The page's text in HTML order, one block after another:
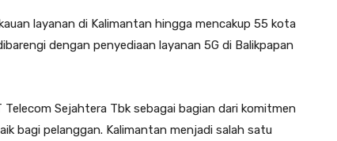
layanan di Kalimantan hingga mencakup 55 kota
dengan penyediaan layanan 5G di Balikpapan
Telecom Sejahtera Tbk sebagai bagian dari komitmen
bagi pelanggan. Kalimantan menjadi salah satu